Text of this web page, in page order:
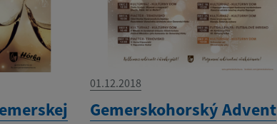
01.12.2018
Gemerskohorský Advent